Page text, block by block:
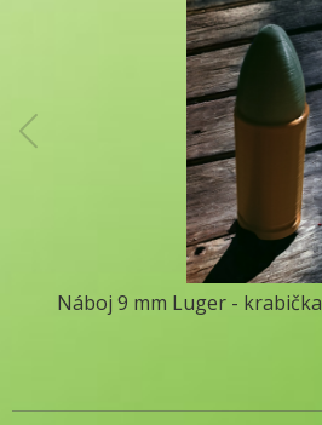
Náboj 9 mm Luger - krabička